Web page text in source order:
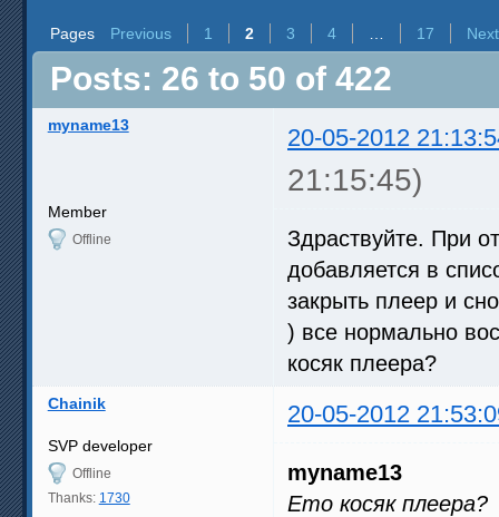
Pages Previous 1 2 3 4 17 Next
Posts: 26 to 50 of 422
myname13 20-05-2012
21:15:45)
Member
Offline
Здраствуйте. При
добавляется в
закрыть плеер и
) все нормально
косяк плеера?
Chainik 20-05-2012
SVP developer
Offline
Thanks: 1730
myname13
Ето косяк плеера?